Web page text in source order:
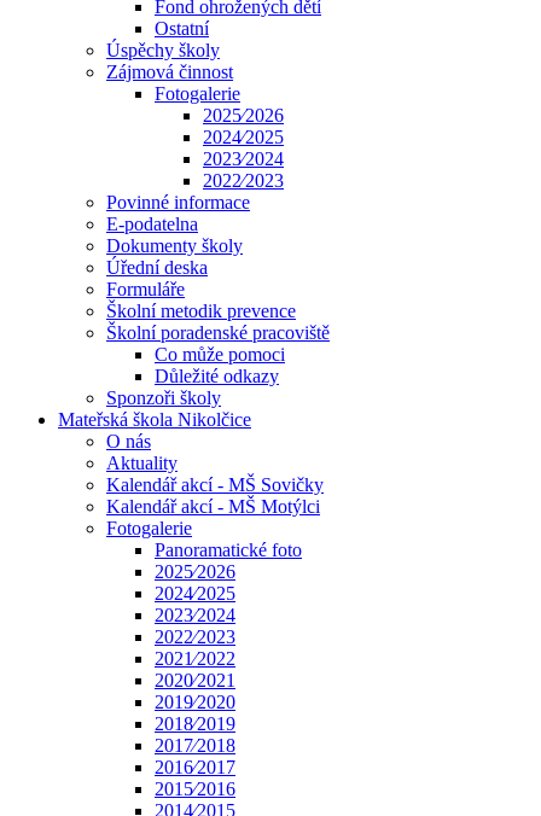
Fond ohrožených dětí
Ostatní
Úspěchy školy
Zájmová činnost
Fotogalerie
2025⁄2026
2024⁄2025
2023⁄2024
2022⁄2023
Povinné informace
E-podatelna
Dokumenty školy
Úřední deska
Formuláře
Školní metodik prevence
Školní poradenské pracoviště
Co může pomoci
Důležité odkazy
Sponzoři školy
Mateřská škola Nikolčice
O nás
Aktuality
Kalendář akcí - MŠ Sovičky
Kalendář akcí - MŠ Motýlci
Fotogalerie
Panoramatické foto
2025⁄2026
2024⁄2025
2023⁄2024
2022⁄2023
2021⁄2022
2020⁄2021
2019⁄2020
2018⁄2019
2017⁄2018
2016⁄2017
2015⁄2016
2014⁄2015